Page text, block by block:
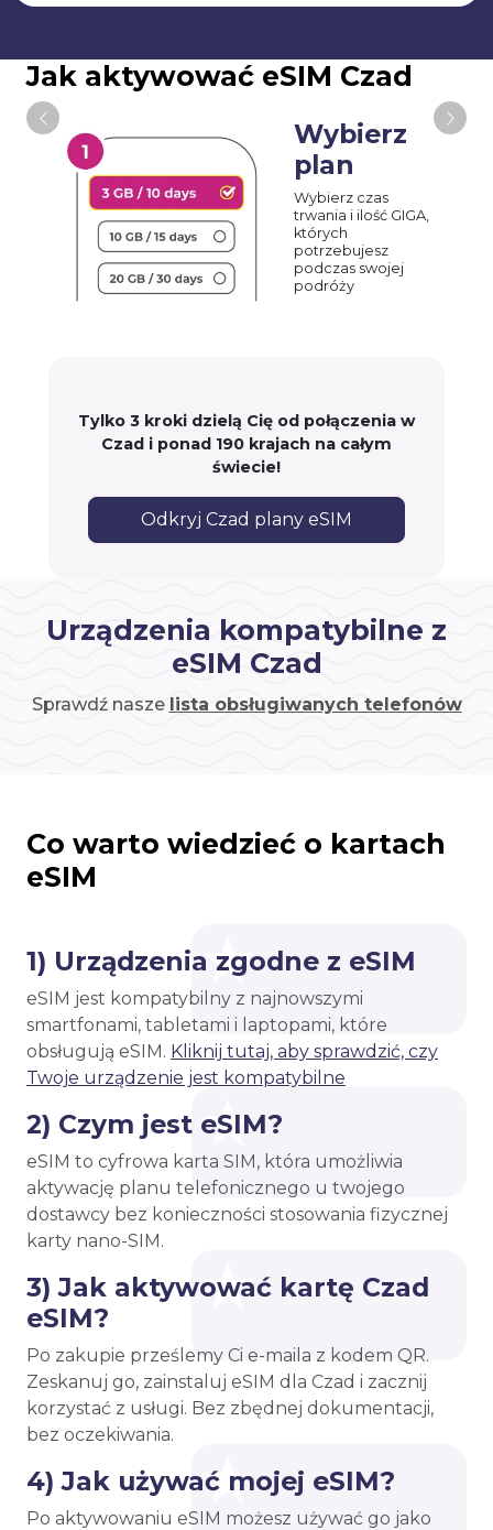
Jak aktywować eSIM Czad
Wybierz
plan
Wybierz czas
trwania i ilość GIGA,
których
potrzebujesz
podczas swojej
podróży
Tylko 3 kroki dzielą Cię od połączenia w
Czad i ponad 190 krajach na całym
świecie!
Odkryj Czad plany eSIM
Urządzenia kompatybilne z
eSIM Czad
Sprawdź nasze lista obsługiwanych telefonów
Co warto wiedzieć o kartach
eSIM
1) Urządzenia zgodne z eSIM
eSIM jest kompatybilny z najnowszymi
smartfonami, tabletami i laptopami, które
obsługują eSIM. Kliknij tutaj, aby sprawdzić, czy
Twoje urządzenie jest kompatybilne
2) Czym jest eSIM?
eSIM to cyfrowa karta SIM, która umożliwia
aktywację planu telefonicznego u twojego
dostawcy bez konieczności stosowania fizycznej
karty nano-SIM.
3) Jak aktywować kartę Czad
eSIM?
Po zakupie prześlemy Ci e-maila z kodem QR.
Zeskanuj go, zainstaluj eSIM dla Czad i zacznij
korzystać z usługi. Bez zbędnej dokumentacji,
bez oczekiwania.
4) Jak używać mojej eSIM?
Po aktywowaniu eSIM możesz używać go jako